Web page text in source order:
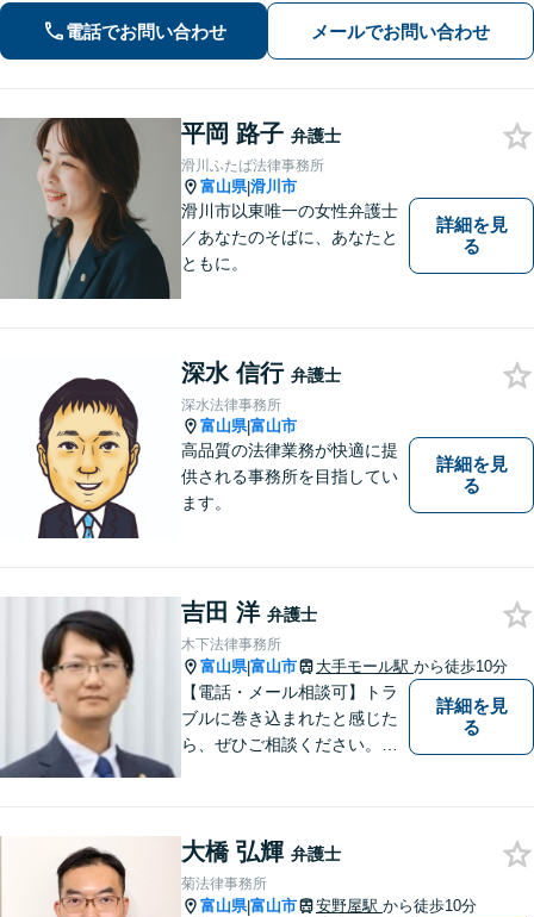
電話でお問い合わせ メールでお問い合わせ
平岡 路子 弁護士
滑川ふたば法律事務所
富山県|滑川市
滑川市以東唯一の女性弁護士
／あなたのそばに、あなたと
ともに。
詳細を見
る
深水 信行 弁護士
深水法律事務所
富山県|富山市
高品質の法律業務が快適に提
供される事務所を目指してい
ます。
詳細を見
る
吉田 洋 弁護士
木下法律事務所
富山県|富山市 大手モール駅 から徒歩10分
【電話・メール相談可】トラ
ブルに巻き込まれたと感じた
ら、ぜひご相談ください。離
を解決するため、迅速かつ丁
寧にサポートいたします。
【夜間対応可能】
詳細を見
る
大橋 弘輝 弁護士
菊法律事務所
富山県|富山市 安野屋駅 から徒歩10分